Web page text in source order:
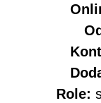
Role: